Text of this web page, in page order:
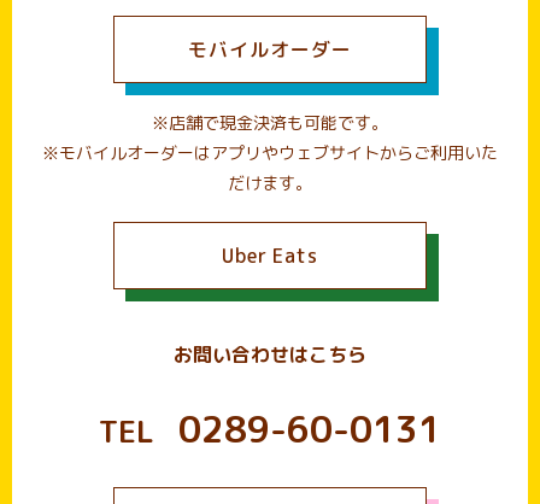
モバイルオーダー
※店舗で現金決済も可能です。
※モバイルオーダーはアプリやウェブサイトからご利用いた
だけます。
Uber Eats
お問い合わせはこちら
TEL 0289-60-0131